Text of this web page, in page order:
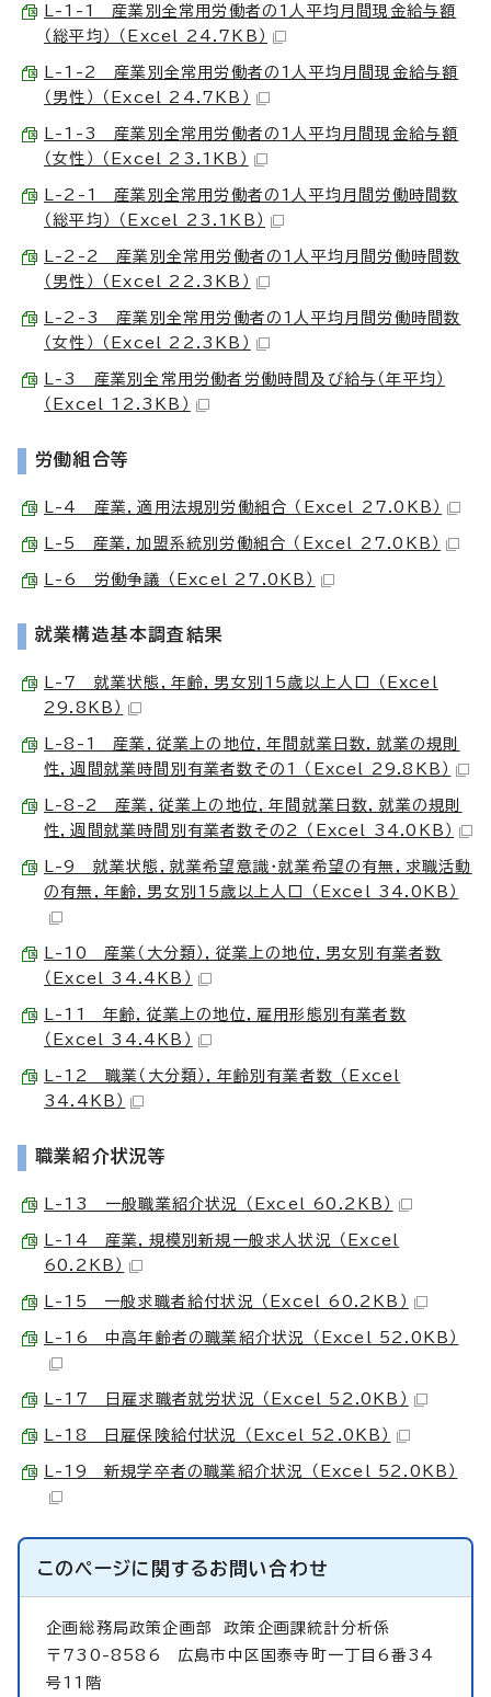
L-1-1 産業別全常用労働者の1人平均月間現金給与額
（総平均） （Excel 24.7KB）
L-1-2 産業別全常用労働者の1人平均月間現金給与額
（男性） （Excel 24.7KB）
L-1-3 産業別全常用労働者の1人平均月間現金給与額
（女性） （Excel 23.1KB）
L-2-1 産業別全常用労働者の1人平均月間労働時間数
（総平均） （Excel 23.1KB）
L-2-2 産業別全常用労働者の1人平均月間労働時間数
（男性） （Excel 22.3KB）
L-2-3 産業別全常用労働者の1人平均月間労働時間数
（女性） （Excel 22.3KB）
L-3 産業別全常用労働者労働時間及び給与（年平均）
（Excel 12.3KB）
労働組合等
L-4 産業，適用法規別労働組合 （Excel 27.0KB）
L-5 産業，加盟系統別労働組合 （Excel 27.0KB）
L-6 労働争議 （Excel 27.0KB）
就業構造基本調査結果
L-7 就業状態，年齢，男女別15歳以上人口 （Excel
29.8KB）
L-8-1 産業，従業上の地位，年間就業日数，就業の規則
性，週間就業時間別有業者数その1 （Excel 29.8KB）
L-8-2 産業，従業上の地位，年間就業日数，就業の規則
性，週間就業時間別有業者数その2 （Excel 34.0KB）
L-9 就業状態，就業希望意識・就業希望の有無，求職活動
の有無，年齢，男女別15歳以上人口 （Excel 34.0KB）
L-10 産業（大分類），従業上の地位，男女別有業者数
（Excel 34.4KB）
L-11 年齢，従業上の地位，雇用形態別有業者数
（Excel 34.4KB）
L-12 職業（大分類），年齢別有業者数 （Excel
34.4KB）
職業紹介状況等
L-13 一般職業紹介状況 （Excel 60.2KB）
L-14 産業，規模別新規一般求人状況 （Excel
60.2KB）
L-15 一般求職者給付状況 （Excel 60.2KB）
L-16 中高年齢者の職業紹介状況 （Excel 52.0KB）
L-17 日雇求職者就労状況 （Excel 52.0KB）
L-18 日雇保険給付状況 （Excel 52.0KB）
L-19 新規学卒者の職業紹介状況 （Excel 52.0KB）
このページに関するお問い合わせ
企画総務局政策企画部政策企画課統計分析係
〒730-8586 広島市中区国泰寺町一丁目6番34
号11階